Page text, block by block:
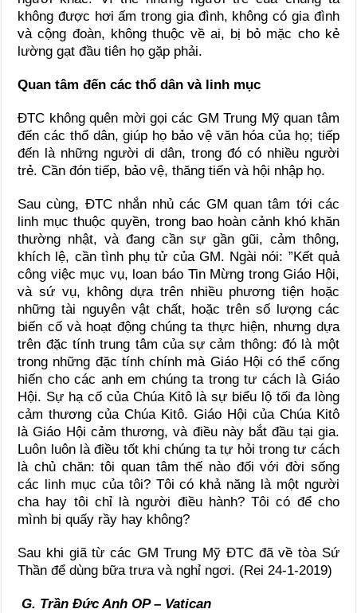
không được hơi ấm trong gia đình, không có gia đình
và cộng đoàn, không thuộc về ai, bị bỏ mặc cho kẻ
lường gạt đầu tiên họ gặp phải.
Quan tâm đến các thổ dân và linh mục
ĐTC không quên mời gọi các GM Trung Mỹ quan tâm
đến các thổ dân, giúp họ bảo vệ văn hóa của họ; tiếp
đến là những người di dân, trong đó có nhiều người
trẻ. Cần đón tiếp, bảo vệ, thăng tiến và hội nhập họ.
Sau cùng, ĐTC nhắn nhủ các GM quan tâm tới các
linh mục thuộc quyền, trong bao hoàn cảnh khó khăn
thường nhật, và đang cần sự gần gũi, cảm thông,
khích lệ, cần tình phụ tử của GM. Ngài nói: ”Kết quả
công việc mục vụ, loan báo Tin Mừng trong Giáo Hội,
và sứ vụ, không dựa trên nhiều phương tiện hoặc
những tài nguyên vật chất, hoặc trên số lượng các
biến cố và hoạt động chúng ta thực hiện, nhưng dựa
trên đặc tính trung tâm của sự cảm thông: đó là một
trong những đặc tính chính mà Giáo Hội có thể cống
hiến cho các anh em chúng ta trong tư cách là Giáo
Hội. Sự hạ cố của Chúa Kitô là sự biểu lộ tối đa lòng
cảm thương của Chúa Kitô. Giáo Hội của Chúa Kitô
là Giáo Hội cảm thương, và điều này bắt đầu tại gia.
Luôn luôn là điều tốt khi chúng ta tự hỏi trong tư cách
là chủ chăn: tôi quan tâm thế nào đối với đời sống
các linh mục của tôi? Tôi có khả năng là một người
cha hay tôi chỉ là người điều hành? Tôi có để cho
mình bị quấy rầy hay không?
Sau khi giã từ các GM Trung Mỹ ĐTC đã về tòa Sứ
Thần để dùng bữa trưa và nghỉ ngơi. (Rei 24-1-2019)
G. Trần Đức Anh OP – Vatican